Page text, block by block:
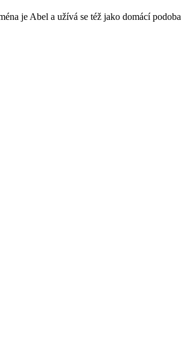
je Abel a užívá se též jako domácí podoba